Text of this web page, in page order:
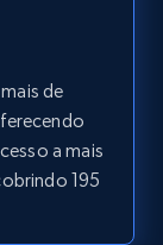
grátisde
a mais
195